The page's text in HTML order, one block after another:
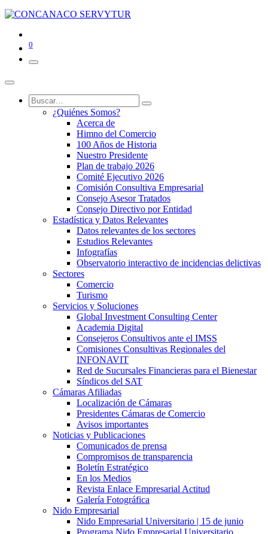
0
¿Quiénes Somos?
Acerca de
Himno del Comercio
100 Años de Historia
Nuestro Presidente
Plan de trabajo 2026
Comité Ejecutivo 2026
Comisión Consultiva Empresarial
Consejo Asesor Tratados
Consejo Directivo por Entidad
Estadística y Datos Relevantes
Datos relevantes de los sectores
Estudios Relevantes
Infografías
Observatorio interactivo de incidencias delictivas
Sectores
Comercio
Turismo
Servicios y Soluciones
Global Investment Consulting Center
Academia Digital
Consejeros Consultivos ante el IMSS
Comisiones Consultivas Regionales del
INFONAVIT
Red de Sucursales Financieras para el Bienestar
Síndicos del SAT
Cámaras Afiliadas
Localización de Cámaras
Presidentes Cámaras de Comercio
Avisos importantes
Noticias y Publicaciones
Comunicados de prensa
Compromisos de transparencia
Boletín Estratégico
En los Medios
Revista Enlace Empresarial Actitud
Galería Fotográfica
Nido Empresarial
Nido Empresarial Universitario | 15 de junio
Programa Nido Empresarial Universitario